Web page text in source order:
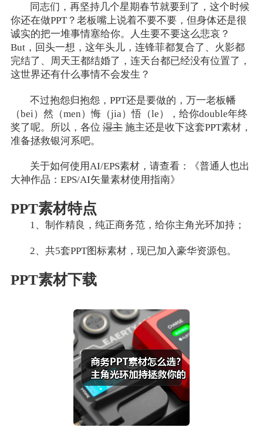
同志们，再坚持几个星期春节就要到了，这个时候
你还在做PPT？老板嘴上说着不要不要，但身体还是很
诚实的把一堆事情塞给你。人生要不要这么悲哀？
But，回头一想，这年头儿，连锋菲都复合了、火影都
完结了、周天王都结婚了，连天台都已经没有位置了，
这世界还有什么事情不会发生？
不过抱怨归抱怨，PPT还是要做的，万一老板幡
（bei）然（men）悔（jia）悟（le），给你double年终
奖了呢。所以，各位 湿主施主还是收下这套PPT素材，
准备拯救银河系吧。
关于如何使用AI/EPS素材，请查看：《普通人也出
大神作品：EPS/AI矢量素材使用指南》
PPT素材特点
1、制作精良，纯正商务范，给你主角光环加持；
2、共5套PPT图标素材，现已加入豪华资源包。
PPT素材下载